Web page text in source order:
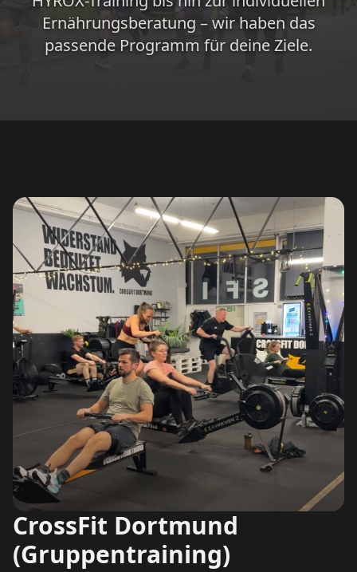
Ernährungsberatung – wir haben das
passende Programm für deine Ziele.
CrossFit Dortmund
(Gruppentraining)